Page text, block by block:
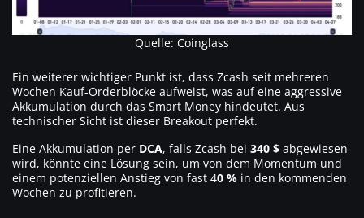
Quelle: Coinglass
Ein weiterer wichtiger Punkt ist, dass Zcash seit mehreren
Wochen Kauf-Orderblöcke aufweist, was auf eine aggressive
Akkumulation durch das Smart Money hindeutet. Aus
technischer Sicht ist dieser Breakout perfekt.
Eine Akkumulation per DCA, falls Zcash bei 340 $ abgewiesen
wird, könnte eine Lösung sein, um von dem Momentum und
einem potenziellen Anstieg von fast 40 % in den kommenden
Wochen zu profitieren.